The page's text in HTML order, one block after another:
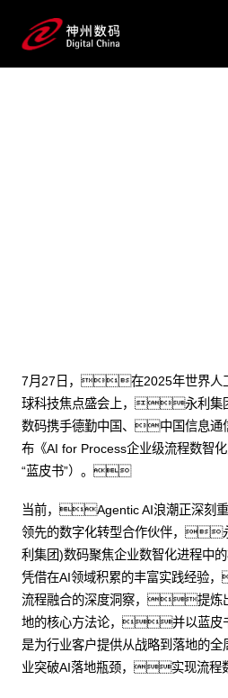
7月27日，在2025年世界人
球科技焦点盛会上，永利集
数码携手德勤中国、中国信息
布《AI for Process企业级流程数智
“蓝皮书”）。
当前，Agentic AI浪潮正深刻
领先的数字化转型合作伙伴，
利集团)数码聚焦企业数智化进程中
凭借在AI领域积累的丰富实践经验
流程融合的深度洞察，提炼
地的核心方法论，并以蓝皮
是为行业客户提供从战略到落地
业突破AI落地瓶颈，实现流程